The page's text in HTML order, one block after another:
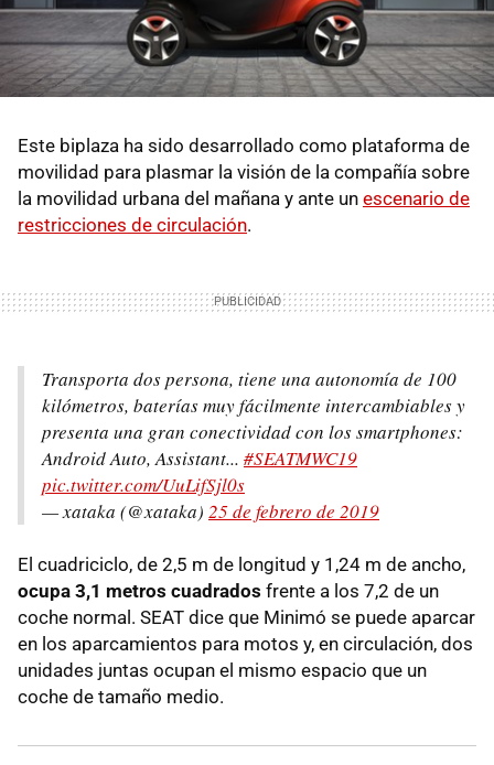
Este biplaza ha sido desarrollado como plataforma de
movilidad para plasmar la visión de la compañía sobre
la movilidad urbana del mañana y ante un escenario de
restricciones de circulación.
Transporta dos persona, tiene una autonomía de 100
kilómetros, baterías muy fácilmente intercambiables y
presenta una gran conectividad con los smartphones:
Android Auto, Assistant... #SEATMWC19
pic.twitter.com/UuLifSjl0s
— xataka (@xataka) 25 de febrero de 2019
El cuadriciclo, de 2,5 m de longitud y 1,24 m de ancho,
ocupa 3,1 metros cuadrados frente a los 7,2 de un
coche normal. SEAT dice que Minimó se puede aparcar
en los aparcamientos para motos y, en circulación, dos
unidades juntas ocupan el mismo espacio que un
coche de tamaño medio.